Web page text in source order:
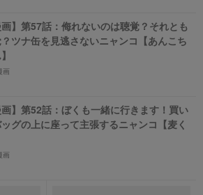
画】第57話：侮れないのは聴覚？それとも
ツナ缶を見逃さないニャンコ【あんこち
画
画】第52話：ぼくも一緒に行きます！買い
グの上に座って主張するニャンコ【麦く
画